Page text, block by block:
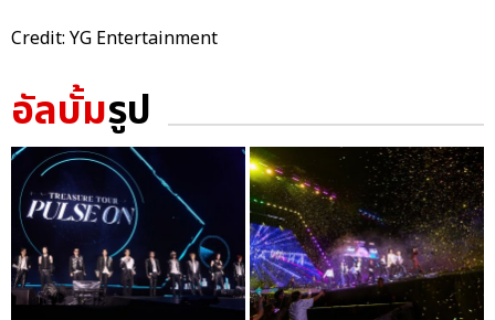
Credit: YG Entertainment
อัลบั้มรูป